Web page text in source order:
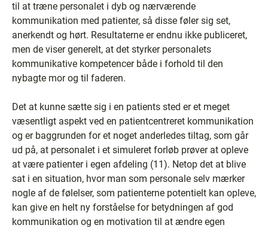
til at træne personalet i dyb og nærværende
kommunikation med patienter, så disse føler sig set,
anerkendt og hørt. Resultaterne er endnu ikke publiceret,
men de viser generelt, at det styrker personalets
kommunikative kompetencer både i forhold til den
nybagte mor og til faderen.
Det at kunne sætte sig i en patients sted er et meget
væsentligt aspekt ved en patientcentreret kommunikation
og er baggrunden for et noget anderledes tiltag, som går
ud på, at personalet i et simuleret forløb prøver at opleve
at være patienter i egen afdeling (11). Netop det at blive
sat i en situation, hvor man som personale selv mærker
nogle af de følelser, som patienterne potentielt kan opleve,
kan give en helt ny forståelse for betydningen af god
kommunikation og en motivation til at ændre egen